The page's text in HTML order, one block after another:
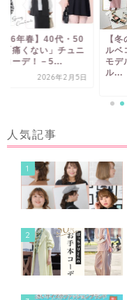
のイエベコーデ、ブ
コーデ】ぽっちゃり
ルが着るパーソナ
シ
て見
んの
ツ...
人気記事
1
2